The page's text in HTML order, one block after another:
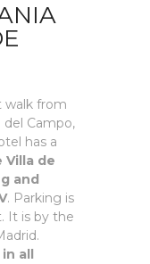
walk from
Campo,
has a
Villa de
and
. Parking is
It is by the
all